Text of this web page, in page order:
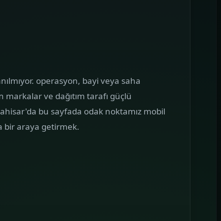
operasyon, bayi veya saha
ve dağıtım tarafı güçlü
bu sayfada odak noktamız mobil
bir araya getirmek.